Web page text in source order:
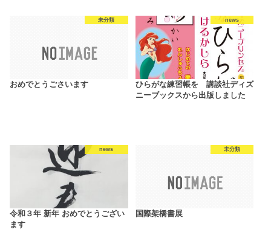
未分類
おめでとうごさいます
news
ひらがな練習帳を 講談社ディズ
ニーブックスから出版しました
news
令和３年 新年 おめでとうござい
ます
未分類
国際架橋書展